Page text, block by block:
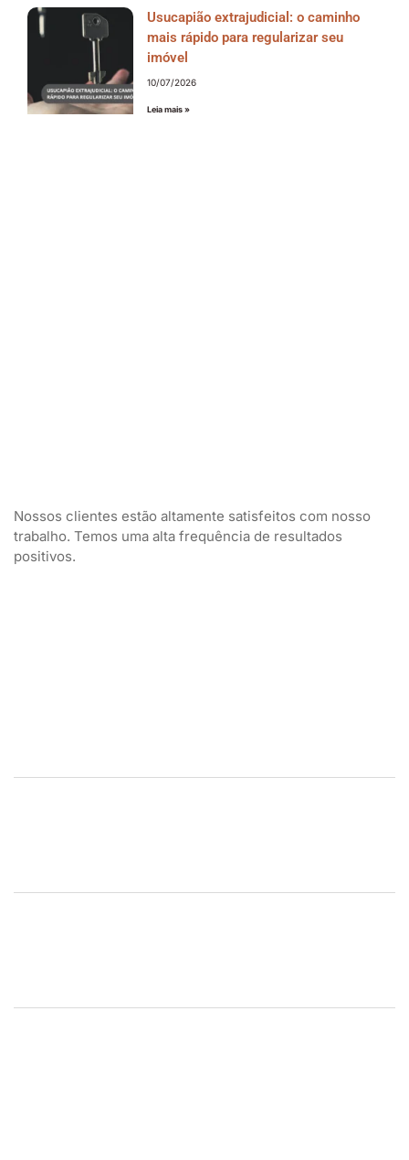
Usucapião extrajudicial: o caminho
mais rápido para regularizar seu
imóvel
10/07/2026
Leia mais »
Nossos clientes estão altamente satisfeitos com nosso
trabalho. Temos uma alta frequência de resultados
positivos.